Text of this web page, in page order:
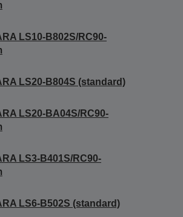
LS10-B802S/RC90-
LS20-B804S (standard)
LS20-BA04S/RC90-
LS3-B401S/RC90-
LS6-B502S (standard)